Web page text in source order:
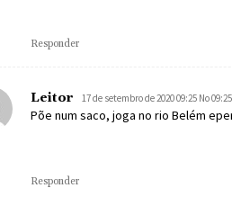
Responder
Leitor 17 de setembro de 2020 09:25 No 09:25
Põe num saco, joga no rio Belém
Responder